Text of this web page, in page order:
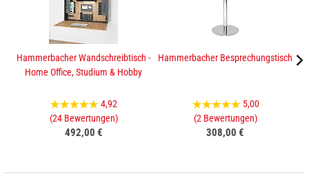
Hammerbacher Wandschreibtisch -
Home Office, Studium & Hobby
4,92
(24 Bewertungen)
492,00 €
Hammerbacher Besprechungstisch
5,00
(2 Bewertungen)
308,00 €